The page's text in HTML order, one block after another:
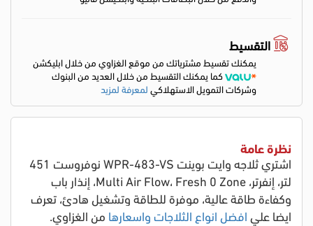
التقسيط
يمكنك تقسيط مشترياتك من موقع الغزاوي من خلال ابليكشن
كما يمكنك التقسيط من خلال العديد من البنوك
وشركات التمويل الاستهلاكيلمعرفة لمزيد
نظرة عامة
اشتري ثلاجه وايت بوينت WPR-483-VS نوفروست 451
لتر، إنفرتر، Multi Air Flow، Fresh 0 Zone، إنذار باب
وكفاءة طاقة عالية، موفرة للطاقة وتشغيل هادئ، تعرف
ايضا علي افضل انواع الثلاجات واسعارها من الغزاوي.